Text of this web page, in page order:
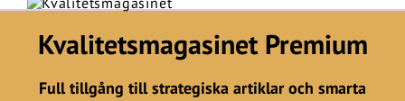
Kvalitetsmagasinet Premium
Full tillgång till strategiska artiklar och smarta